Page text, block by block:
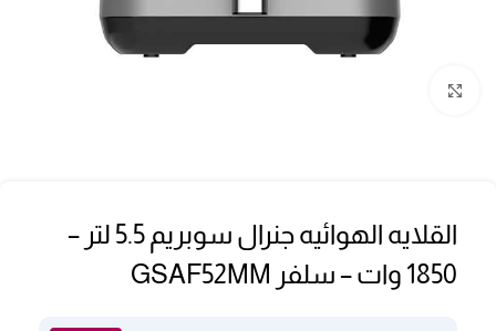
القلايه الهوائيه جنرال سوبريم 5.5 لتر –
1850 وات – سلفر GSAF52MM